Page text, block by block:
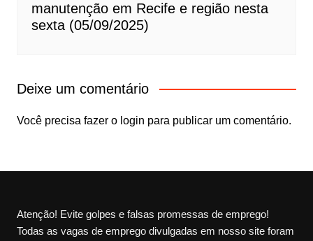
manutenção em Recife e região nesta
sexta (05/09/2025)
Deixe um comentário
Você precisa fazer o login para publicar um comentário.
Atenção! Evite golpes e falsas promessas de emprego!
Todas as vagas de emprego divulgadas em nosso site foram